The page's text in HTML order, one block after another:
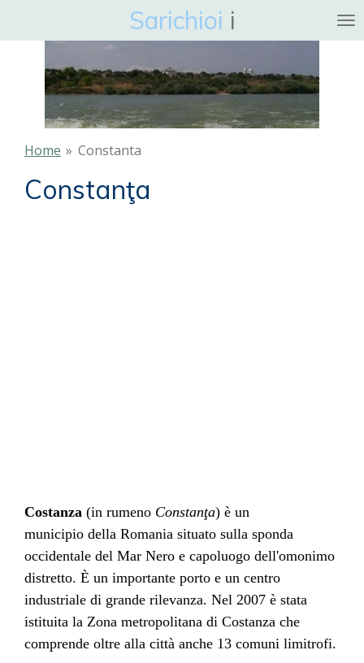
hoofdinhoud
Sarichioi i
Home » Constanta
Constanţa
Costanza (in rumeno Constanţa) è un
municipio della Romania situato sulla sponda
occidentale del Mar Nero e capoluogo dell'omonimo
distretto. È un importante porto e un centro
industriale di grande rilevanza. Nel 2007 è stata
istituita la Zona metropolitana di Costanza che
comprende oltre alla città anche 13 comuni limitrofi.